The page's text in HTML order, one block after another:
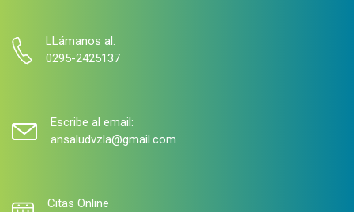
LLámanos al:
0295-2425137
Escribe al email:
ansaludvzla@gmail.com
Citas Online